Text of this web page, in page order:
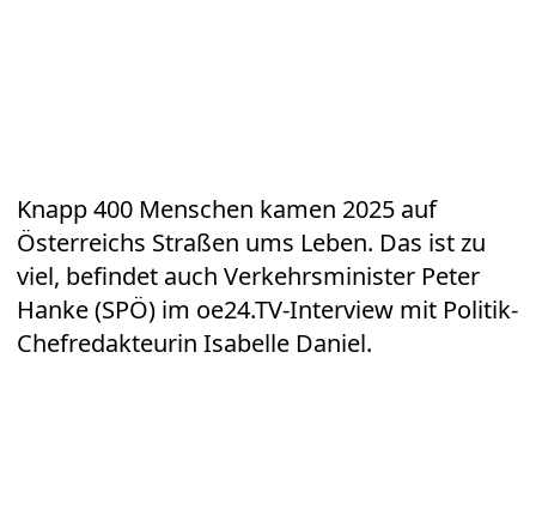
Knapp 400 Menschen kamen 2025 auf
Österreichs Straßen ums Leben. Das ist zu
viel, befindet auch Verkehrsminister Peter
Hanke (SPÖ) im oe24.TV-Interview mit Politik-
Chefredakteurin Isabelle Daniel.